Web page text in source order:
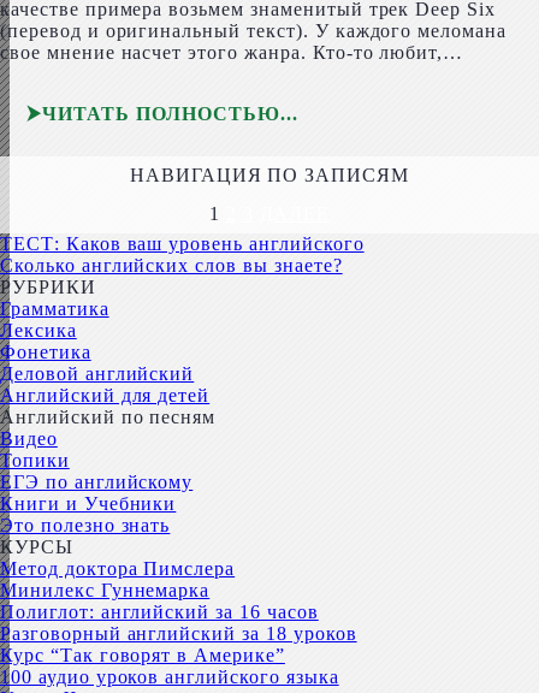
качестве примера возьмем знаменитый трек Deep Six
(перевод и оригинальный текст). У каждого меломана
свое мнение насчет этого жанра. Кто-то любит,…
ЧИТАТЬ ПОЛНОСТЬЮ
НАВИГАЦИЯ ПО ЗАПИСЯМ
1
ТЕСТ: Каков ваш уровень английского
Сколько английских слов вы знаете?
РУБРИКИ
Грамматика
Лексика
Фонетика
Деловой английский
Английский для детей
Английский по песням
Видео
Топики
ЕГЭ по английскому
Книги и Учебники
Это полезно знать
КУРСЫ
Метод доктора Пимслера
Минилекс Гуннемарка
Полиглот: английский за 16 часов
Разговорный английский за 18 уроков
Курс “Так говорят в Америке”
100 аудио уроков английского языка